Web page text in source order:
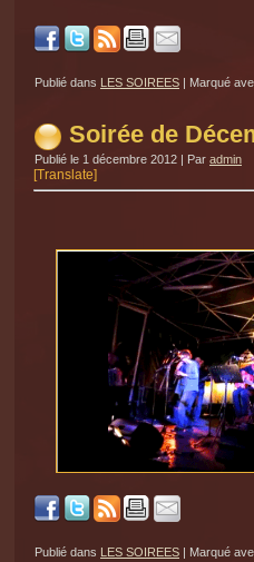
Publié dans LES SOIREES Marqué
Soirée de
Publié le 1 décembre 2012 | Par admin
[Translate]
Publié dans LES SOIREES | Marqué